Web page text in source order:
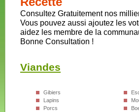
Consultez Gratuitement nos
Vous pouvez aussi ajoutez les
aidez les membre de la
Bonne Consultation !
Viandes
Gibiers
Lapins
Porcs